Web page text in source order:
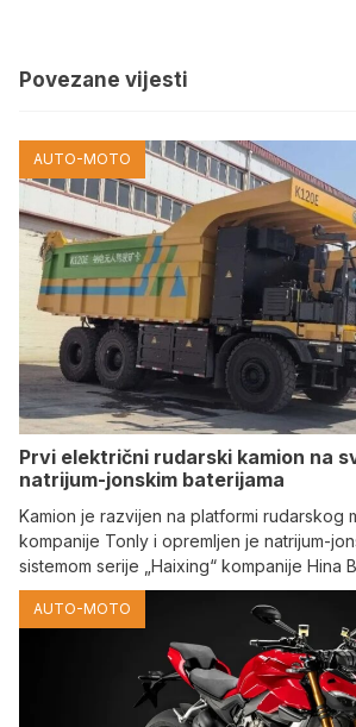
Povezane vijesti
AUTO-MOTO
Prvi električni rudarski kamion na
natrijum-jonskim baterijama
Kamion je razvijen na platformi rudarskog
kompanije Tonly i opremljen je natrijum-
sistemom serije „Haixing“ kompanije Hina
AUTO-MOTO